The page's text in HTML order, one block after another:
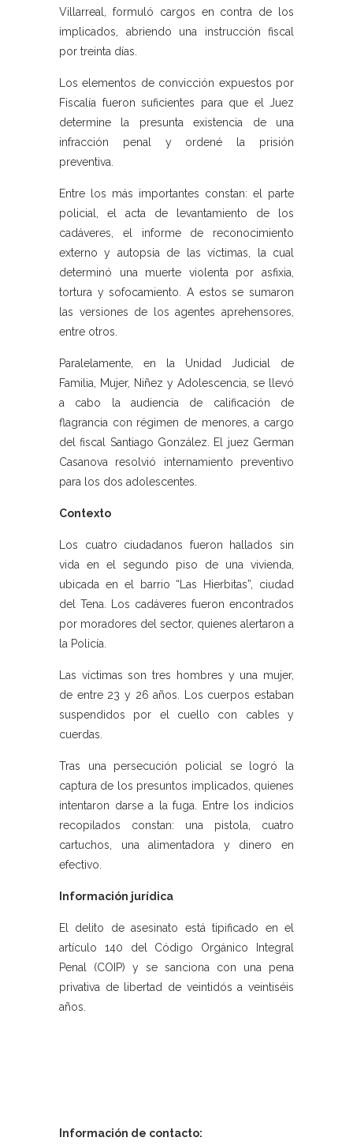
Villarreal, formuló cargos en contra de los
implicados, abriendo una instrucción fiscal
por treinta días.
Los elementos de convicción expuestos por
Fiscalía fueron suficientes para que el Juez
determine la presunta existencia de una
infracción penal y ordené la prisión
preventiva.
Entre los más importantes constan: el parte
policial, el acta de levantamiento de los
cadáveres, el informe de reconocimiento
externo y autopsia de las víctimas, la cual
determinó una muerte violenta por asfixia,
tortura y sofocamiento. A estos se sumaron
las versiones de los agentes aprehensores,
entre otros.
Paralelamente, en la Unidad Judicial de
Familia, Mujer, Niñez y Adolescencia, se llevó
a cabo la audiencia de calificación de
flagrancia con régimen de menores, a cargo
del fiscal Santiago González. El juez German
Casanova resolvió internamiento preventivo
para los dos adolescentes.
Contexto
Los cuatro ciudadanos fueron hallados sin
vida en el segundo piso de una vivienda,
ubicada en el barrio “Las Hierbitas”, ciudad
del Tena. Los cadáveres fueron encontrados
por moradores del sector, quienes alertaron a
la Policía.
Las víctimas son tres hombres y una mujer,
de entre 23 y 26 años. Los cuerpos estaban
suspendidos por el cuello con cables y
cuerdas.
Tras una persecución policial se logró la
captura de los presuntos implicados, quienes
intentaron darse a la fuga. Entre los indicios
recopilados constan: una pistola, cuatro
cartuchos, una alimentadora y dinero en
efectivo.
Información jurídica
El delito de asesinato está tipificado en el
artículo 140 del Código Orgánico Integral
Penal (COIP) y se sanciona con una pena
privativa de libertad de veintidós a veintiséis
años.
Información de contacto: